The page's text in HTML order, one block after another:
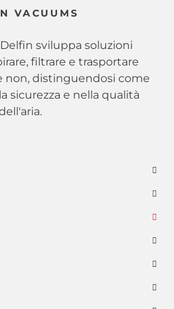
VACUUMS
sviluppa soluzioni
filtrare e trasportare
non, distinguendosi come
sicurezza e nella qualità